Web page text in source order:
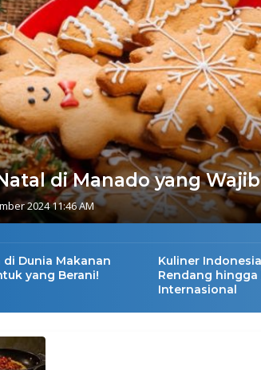
di Manado yang
2024 11:46 AM
Dunia Makanan
yang Berani!
Kuliner
Rendang
Internasional